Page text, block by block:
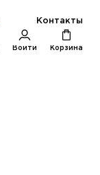
Контакты
Войти Корзина